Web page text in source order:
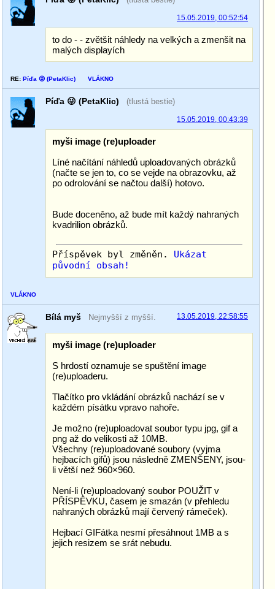
15.05.2019, 00:52:54
to do - - zvětšit náhledy na velkých a zmenšit na
malých displayích
RE: Píďa 😜 (PetaKlic) VLÁKNO
Píďa 😜 (PetaKlic) (tlustá bestie)
15.05.2019, 00:43:39
myši image (re)uploader
Líné načítání náhledů uploadovaných obrázků
(načte se jen to, co se vejde na obrazovku, až
po odrolování se načtou další) hotovo.
Bude doceněno, až bude mít každý nahraných
kvadrilion obrázků.
Příspěvek byl změněn. Ukázat
původní obsah!
VLÁKNO
Bílá myš Nejmyšší z myšší. 13.05.2019, 22:58:55
myši image (re)uploader
S hrdostí oznamuje se spuštění image
(re)uploaderu.
Tlačítko pro vkládání obrázků nachází se v
každém písátku vpravo nahoře.
Je možno (re)uploadovat soubor typu jpg, gif a
png až do velikosti až 10MB.
Všechny (re)uploadované soubory (vyjma
hejbacích gifů) jsou následně ZMENŠENY, jsou-
li větší než 960×960.
Není-li (re)uploadovaný soubor POUŽIT v
PŘÍSPĚVKU, časem je smazán (v přehledu
nahraných obrázků mají červený rámeček).
Hejbací GIFátka nesmí přesáhnout 1MB a s
jejich resizem se srát nebudu.